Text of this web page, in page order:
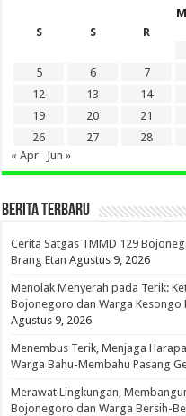
S
S R
5
6 7
12
13 14
19
20 21
26
27 28
« Apr
Jun »
BERITA TERBARU
Cerita Satgas TMMD 129
Brang Etan Agustus 9, 2026
Menolak Menyerah pada Terik:
Bojonegoro dan Warga Kesongo
Agustus 9, 2026
Menembus Terik, Menjaga
Warga Bahu-Membahu Pasang
Merawat Lingkungan,
Bojonegoro dan Warga Bersih-